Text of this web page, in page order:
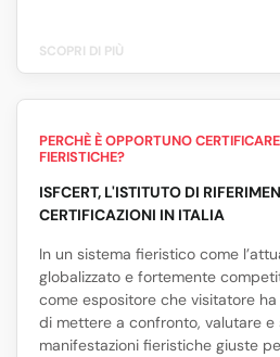
SCOPRI DI PIÙ
PERCHÈ È OPPORTUNO
FIERISTICHE?
ISFCERT, L'ISTITUTO DI
CERTIFICAZIONI IN ITALIA
In un sistema fieristico come
globalizzato e fortemente
come espositore che visitatore
di mettere a confronto, valutare e
manifestazioni fieristiche giuste